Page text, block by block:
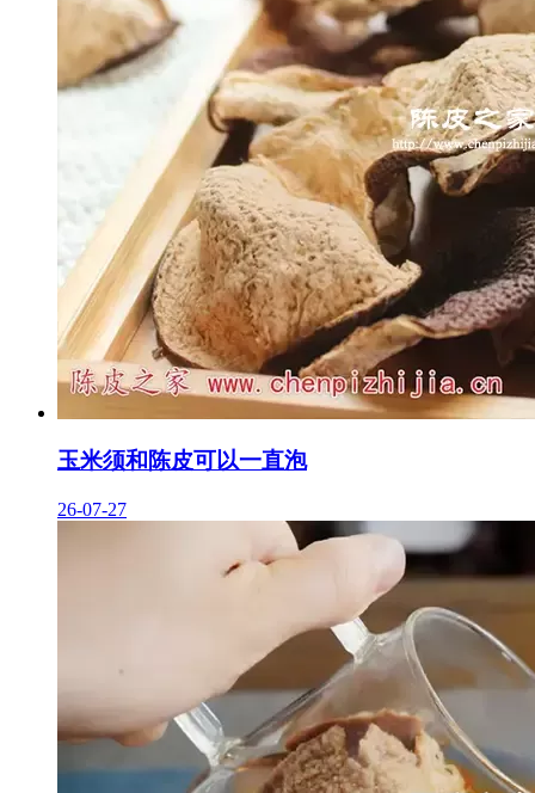
玉米须和陈皮可以一直泡
26-07-27